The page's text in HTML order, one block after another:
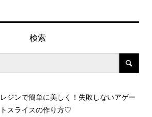
検索
レジンで簡単に美しく！失敗しないアゲー
トスライスの作り方♡